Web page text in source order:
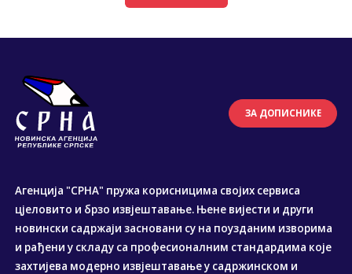
ЗА ДОПИСНИКЕ
Агенција "СРНА" пружа корисницима својих сервиса
цјеловито и брзо извјештавање. Њене вијести и други
новински садржаји засновани су на поузданим изворима
и рађени у складу са професионалним стандардима које
захтијева модерно извјештавање у садржинском и